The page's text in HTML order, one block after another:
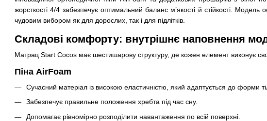
жорсткості 4/4 забезпечує оптимальний баланс м’якості й стійкості.
чудовим вибором як для дорослих, так і для підлітків.
Складові комфорту: внутрішнє наповнення
Матрац Start Cocos має шестишарову структуру, де кожен елемент виконує
Піна AirFoam
Сучасний матеріал із високою еластичністю, який адаптується до форми
Забезпечує правильне положення хребта під час сну.
Допомагає рівномірно розподілити навантаження по всій поверхні.